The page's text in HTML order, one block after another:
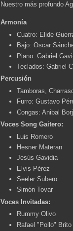
Nuestro más profundo
Armonía
Cuatro: Elide
Bajo: Oscar
Piano: Gabriel
Teclados: Gabriel
Percusión
Tamboras,
Furro: Gustavo
Congas: Anibal
Voces Song Gaitero:
Luis Romero
Hesner Materan
Jesús Gavidia
Elvis Pérez
Seeler Subero
Simón Tovar
Voces Invitadas:
Rummy Olivo
Rafael "Pollo" Brito